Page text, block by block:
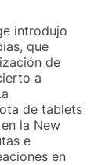
introdujo
que
de
a
de tablets
la New
e
en